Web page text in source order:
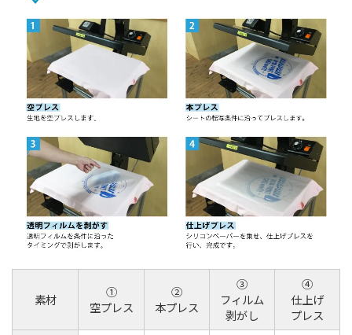
素材
①
空プレス
②
本プレス
③
フィルム
剥がし
④
仕上げ
プレス